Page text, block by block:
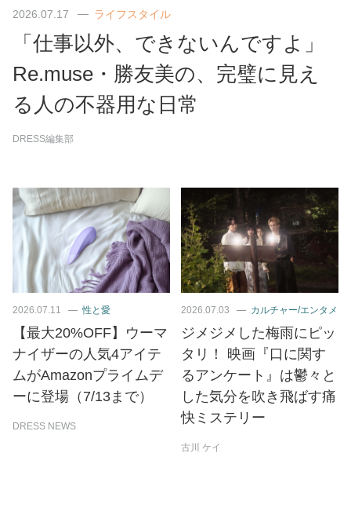
2026.07.17 ライフスタイル
「仕事以外、できないんですよ」
Re.muse・勝友美の、完璧に見え
る人の不器用な日常
DRESS編集部
2026.07.11 性と愛
【最大20%OFF】ウーマ
ナイザーの人気4アイテ
ムがAmazonプライムデ
ーに登場（7/13まで）
DRESS NEWS
2026.07.03 カルチャー/エンタメ
ジメジメした梅雨にピッ
タリ！ 映画『口に関す
るアンケート』は鬱々と
した気分を吹き飛ばす痛
快ミステリー
古川 ケイ